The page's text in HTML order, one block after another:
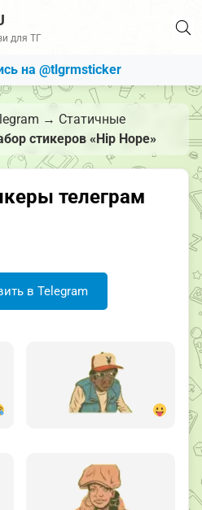
для ТГ
на @tlgrmsticker
→ Статичные
стикеров «Hip Hope»
телеграм
в Telegram